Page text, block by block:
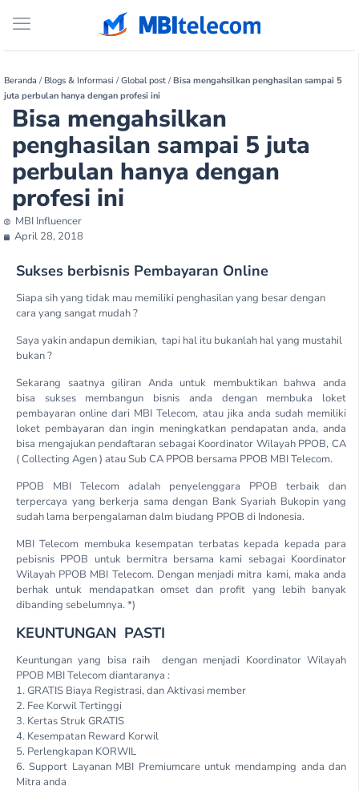
Beranda / Blogs & Informasi /Global post /Bisa mengahsilkan penghasilan sampai 5
juta perbulan hanya dengan profesi ini
Bisa mengahsilkan
penghasilan sampai 5 juta
perbulan hanya dengan
profesi ini
MBI Influencer
April 28, 2018
Sukses berbisnis Pembayaran Online
Siapa sih yang tidak mau memiliki penghasilan yang besar dengan
cara yang sangat mudah ?
Saya yakin andapun demikian, tapi hal itu bukanlah hal yang mustahil
bukan ?
Sekarang saatnya giliran Anda untuk membuktikan bahwa anda
bisa sukses membangun bisnis anda dengan membuka loket
pembayaran online dari MBI Telecom, atau jika anda sudah memiliki
loket pembayaran dan ingin meningkatkan pendapatan anda, anda
bisa mengajukan pendaftaran sebagai Koordinator Wilayah PPOB, CA
( Collecting Agen ) atau Sub CA PPOB bersama PPOB MBI Telecom.
PPOB MBI Telecom adalah penyelenggara PPOB terbaik dan
terpercaya yang berkerja sama dengan Bank Syariah Bukopin yang
sudah lama berpengalaman dalm biudang PPOB di Indonesia.
MBI Telecom membuka kesempatan terbatas kepada kepada para
pebisnis PPOB untuk bermitra bersama kami sebagai Koordinator
Wilayah PPOB MBI Telecom. Dengan menjadi mitra kami, maka anda
berhak untuk mendapatkan omset dan profit yang lebih banyak
dibanding sebelumnya. *)
KEUNTUNGAN PASTI
Keuntungan yang bisa raih dengan menjadi Koordinator Wilayah
PPOB MBI Telecom diantaranya :
1. GRATIS Biaya Registrasi, dan Aktivasi member
2. Fee Korwil Tertinggi
3. Kertas Struk GRATIS
4. Kesempatan Reward Korwil
5. Perlengkapan KORWIL
6. Support Layanan MBI Premiumcare untuk mendamping anda dan
Mitra anda